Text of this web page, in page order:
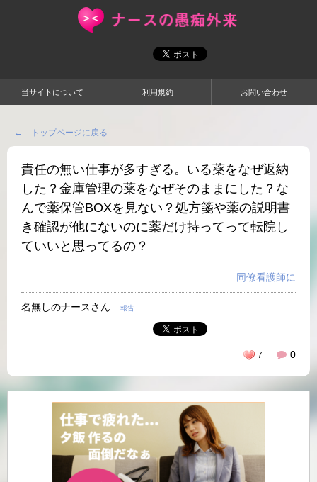
当サイトについて 利用規約 お問い合わせ
← トップページに戻る
責任の無い仕事が多すぎる。いる薬をなぜ返納
した？金庫管理の薬をなぜそのままにした？な
んで薬保管BOXを見ない？処方箋や薬の説明書
き確認が他にないのに薬だけ持ってって転院し
ていいと思ってるの？
同僚看護師に
名無しのナースさん 報告
0
7